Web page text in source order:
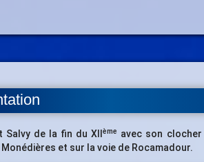
Salvy de la fin du XIIème avec son
et sur la voie de Rocamadour.